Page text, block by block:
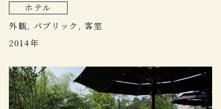
ホテル
外観, パブリック, 客室
2014年